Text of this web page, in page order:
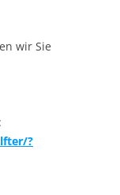
wir Sie
?